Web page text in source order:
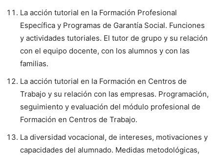
La acción tutorial en la Formación Profesional
Específica y Programas de Garantía Social. Funciones
y actividades tutoriales. El tutor de grupo y su relación
con el equipo docente, con los alumnos y con las
familias.
La acción tutorial en la Formación en Centros de
Trabajo y su relación con las empresas. Programación,
seguimiento y evaluación del módulo profesional de
Formación en Centros de Trabajo.
La diversidad vocacional, de intereses, motivaciones y
capacidades del alumnado. Medidas metodológicas,